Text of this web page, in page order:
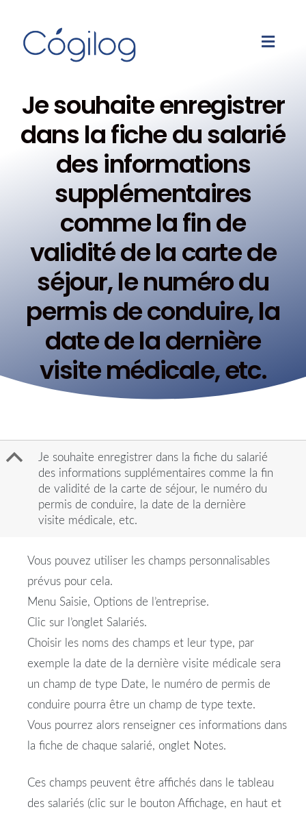
Je souhaite enregistrer
dans la fiche du salarié
des informations
supplémentaires
comme la fin de
validité de la carte de
séjour, le numéro du
permis de conduire, la
date de la dernière
visite médicale, etc.
B
Je souhaite enregistrer dans la fiche du salarié
des informations supplémentaires comme la fin
de validité de la carte de séjour, le numéro du
permis de conduire, la date de la dernière
visite médicale, etc.
Vous pouvez utiliser les champs personnalisables
prévus pour cela.
Menu Saisie, Options de l’entreprise.
Clic sur l’onglet Salariés.
Choisir les noms des champs et leur type, par
exemple la date de la dernière visite médicale sera
un champ de type Date, le numéro de permis de
conduire pourra être un champ de type texte.
Vous pourrez alors renseigner ces informations dans
la fiche de chaque salarié, onglet Notes.
Ces champs peuvent être affichés dans le tableau
des salariés (clic sur le bouton Affichage, en haut et